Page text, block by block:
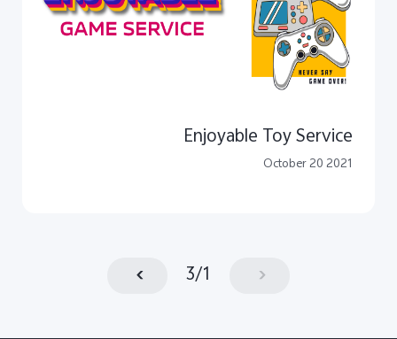
Enjoyable Toy Service
October 20 2021
1
/
3